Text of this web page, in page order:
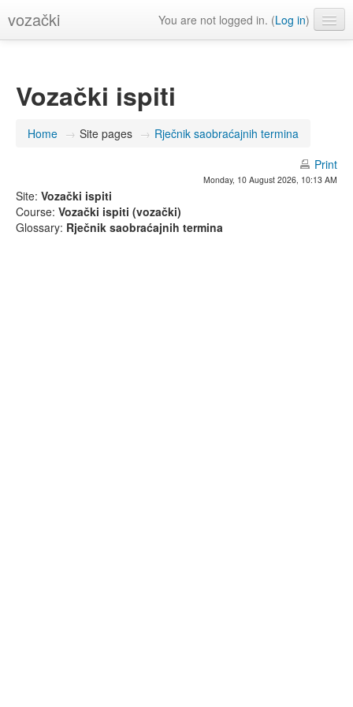
vozački You are not logged in. (Log in)
Vozački ispiti
Home → Site pages → Rječnik saobraćajnih termina
Print
Monday, 10 August 2026, 10:13 AM
Site: Vozački ispiti
Course: Vozački ispiti (vozački)
Glossary: Rječnik saobraćajnih termina